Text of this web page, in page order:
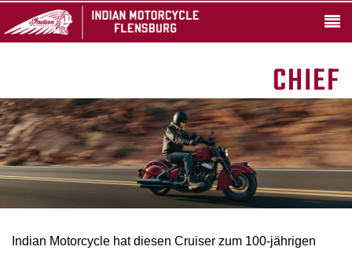
CHIEF
Indian Motorcycle hat diesen Cruiser zum 100-jährigen